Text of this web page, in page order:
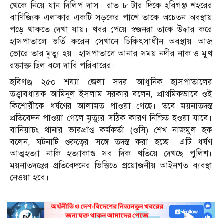
থেকে নিয়ে যান দিলিপ দাস। রাত ৮ টার দিকে হবিগঞ্জ শহরের
বাণিজ্যিক এলাকার একটি সড়কের পাশে তাকে অচেতন অবস্থায়
পড়ে থাকতে দেখা যায়। খবর পেয়ে স্বজনরা তাকে উদ্ধার করে
হাসপাতালে ভর্তি করেন সেখানে চিকিৎসাধীন অবস্থায় আজ
ভোরে তার মৃত্যু হয়। হাসপাতালে আনার সময় নদীর নাক ও মুখ
রক্তাক্ত ছিল বলে দাবি পরিবারের।
হবিগঞ্জ ২৫০ শয্যা জেলা সদর আধুনিক হাসপাতালের
তত্ত্বাবধায়ক আমিনুল ইসলাম সরকার বলেন, প্রাথমিকভাবে ওই
কিশোরীকে ধর্ষণের আলামত পাওয়া গেছে। তবে ময়নাতদন্ত
প্রতিবেদন পাওয়া গেলে মৃত্যুর সঠিক কারণ নিশ্চিত হওয়া যাবে।
বানিয়াচং থানার ভারপ্রাপ্ত কর্মকর্তা (ওসি) শেখ নাজমুল হক
বলেন, ঘটনাটি গুরুত্বের সঙ্গে তদন্ত করা হচ্ছে। এটি ধর্ষণ
আত্মহত্যা নাকি হত্যাকাণ্ড সব দিক খতিয়ে দেখছে পুলিশ।
ময়নাতদন্তের প্রতিবেদনের ভিত্তিতে প্রয়োজনীয় আইনগত ব্যবস্থা
নেওয়া হবে।